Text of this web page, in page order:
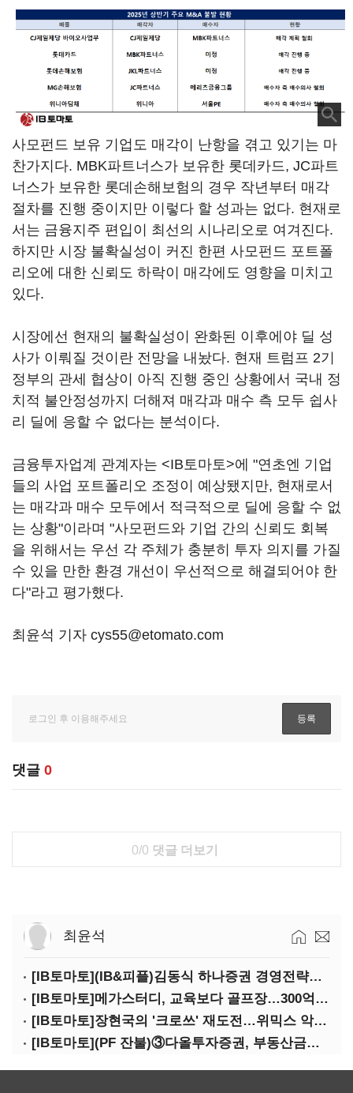
사모펀드 보유 기업도 매각이 난항을 겪고 있기는 마
찬가지다. MBK파트너스가 보유한 롯데카드, JC파트
너스가 보유한 롯데손해보험의 경우 작년부터 매각
절차를 진행 중이지만 이렇다 할 성과는 없다. 현재로
서는 금융지주 편입이 최선의 시나리오로 여겨진다.
하지만 시장 불확실성이 커진 한편 사모펀드 포트폴
리오에 대한 신뢰도 하락이 매각에도 영향을 미치고
있다.
시장에선 현재의 불확실성이 완화된 이후에야 딜 성
사가 이뤄질 것이란 전망을 내놨다. 현재 트럼프 2기
정부의 관세 협상이 아직 진행 중인 상황에서 국내 정
치적 불안정성까지 더해져 매각과 매수 측 모두 쉽사
리 딜에 응할 수 없다는 분석이다.
금융투자업계 관계자는 <IB토마토>에 "연초엔 기업
들의 사업 포트폴리오 조정이 예상됐지만, 현재로서
는 매각과 매수 모두에서 적극적으로 딜에 응할 수 없
는 상황"이라며 "사모펀드와 기업 간의 신뢰도 회복
을 위해서는 우선 각 주체가 충분히 투자 의지를 가질
수 있을 만한 환경 개선이 우선적으로 해결되어야 한
다"라고 평가했다.
최윤석 기자 cys55@etomato.com
댓글 0
0/0 댓글 더보기
최윤석
[IB토마토](IB&피플)김동식 하나증권 경영전략본부장
[IB토마토]메가스터디, 교육보다 골프장…300억 대여 뒤 보증 리스크
[IB토마토]장현국의 '크로쓰' 재도전…위믹스 악몽 지울 수 있나
[IB토마토](PF 잔불)③다올투자증권, 부동산금융 줄였지만 정상화는 진행형